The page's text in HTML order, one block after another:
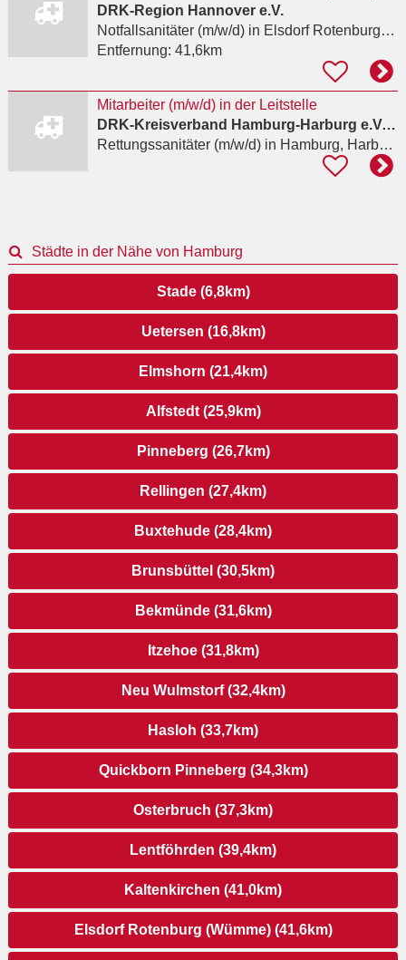
DRK-Region Hannover e.V.
Notfallsanitäter (m/w/d)in Elsdorf Rotenburg (Wümme)
Entfernung: 41,6km
Mitarbeiter (m/w/d) in der Leitstelle
DRK-Kreisverband Hamburg-Harburg e.V. / Deutsches Rotes Kreuz Kreisverband Hamburg-Harburg e.V.
Rettungssanitäter (m/w/d)in Hamburg, Harburg
Städte in der Nähe von Hamburg
Stade (6,8km)
Uetersen (16,8km)
Elmshorn (21,4km)
Alfstedt (25,9km)
Pinneberg (26,7km)
Rellingen (27,4km)
Buxtehude (28,4km)
Brunsbüttel (30,5km)
Bekmünde (31,6km)
Itzehoe (31,8km)
Neu Wulmstorf (32,4km)
Hasloh (33,7km)
Quickborn Pinneberg (34,3km)
Osterbruch (37,3km)
Lentföhrden (39,4km)
Kaltenkirchen (41,0km)
Elsdorf Rotenburg (Wümme) (41,6km)